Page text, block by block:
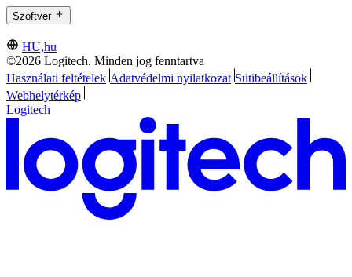
Szoftver
HU,hu
©2026 Logitech. Minden jog fenntartva
Használati feltételek Adatvédelmi nyilatkozat Sütibeállítások
Webhelytérkép
Logitech